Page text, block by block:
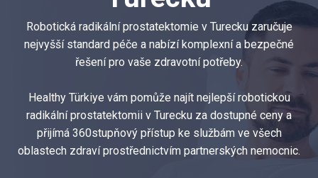
Robotická radikální prostatektomie v Turecku zaručuje
nejvyšší standard péče a nabízí komplexní a bezpečné
řešení pro vaše zdravotní potřeby.
Healthy Türkiye vám pomůže najít nejlepší robotickou
radikální prostatektomii v Turecku za dostupné ceny a
přijímá 360stupňový přístup ke službám ve všech
oblastech zdraví prostřednictvím partnerských nemocnic.